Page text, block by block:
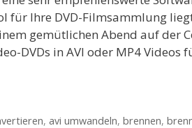
für Ihre DVD-Filmsammlung
gemütlichen Abend auf der
DVDs in AVI oder MP4
, avi umwandeln, brennen,